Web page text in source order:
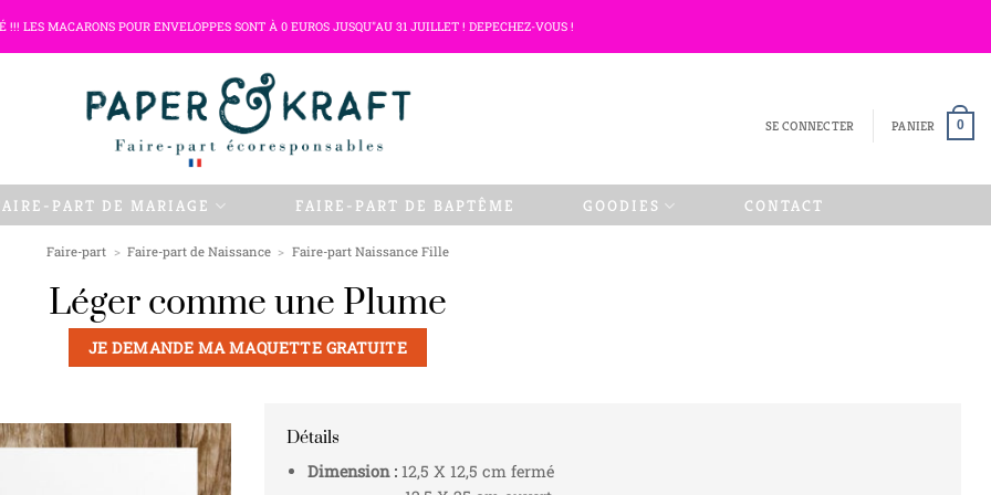
!!! LES MACARONS POUR ENVELOPPES SONT À 0 EUROS JUSQU"AU 31 JUILLET ! DEPECHEZ-VOUS !
SE CONNECTER PANIER 0
PART DE MARIAGE FAIRE-PART DE BAPTÊME GOODIES CONTACT
Faire-part > Faire-part de Naissance > Faire-part Naissance Fille
Léger comme une Plume
JE DEMANDE MA MAQUETTE GRATUITE
Détails
Dimension : 12,5 X 12,5 cm fermé